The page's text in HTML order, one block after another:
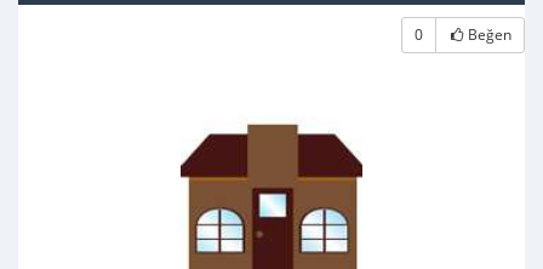
0 Beğen